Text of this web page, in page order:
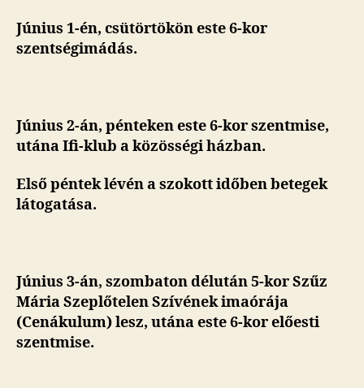
Június 1-én, csütörtökön este 6-kor
szentségimádás.
Június 2-án, péntekeneste 6-kor szentmise,
utána Ifi-klub a közösségi házban.
Első péntek lévén a szokott időben betegek
látogatása.
Június 3-án, szombaton délután 5-kor Szűz
Mária Szeplőtelen Szívének imaórája
(Cenákulum) lesz, utána este 6-kor előesti
szentmise.